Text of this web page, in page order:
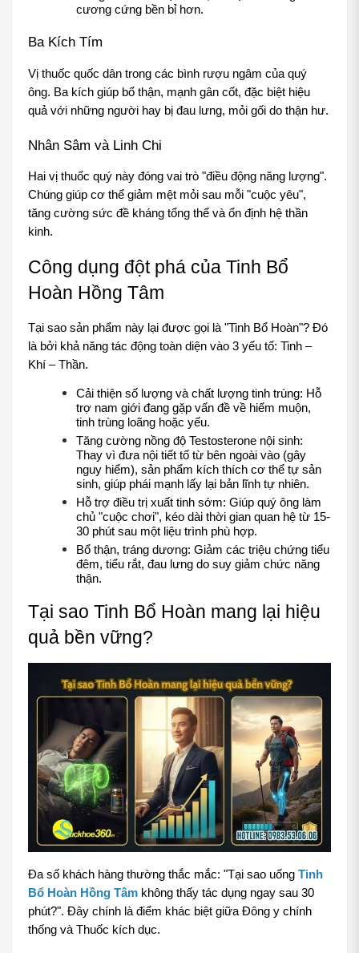
cương cứng bền bỉ hơn.
Ba Kích Tím
Vị thuốc quốc dân trong các bình rượu ngâm của quý
ông. Ba kích giúp bổ thận, mạnh gân cốt, đặc biệt hiệu
quả với những người hay bị đau lưng, mỏi gối do thận hư.
Nhân Sâm và Linh Chi
Hai vị thuốc quý này đóng vai trò "điều động năng lượng".
Chúng giúp cơ thể giảm mệt mỏi sau mỗi "cuộc yêu",
tăng cường sức đề kháng tổng thể và ổn định hệ thần
kinh.
Công dụng đột phá của Tinh Bổ
Hoàn Hồng Tâm
Tại sao sản phẩm này lại được gọi là "Tinh Bổ Hoàn"? Đó
là bởi khả năng tác động toàn diện vào 3 yếu tố: Tinh –
Khí – Thần.
Cải thiện số lượng và chất lượng tinh trùng: Hỗ
trợ nam giới đang gặp vấn đề về hiếm muộn,
tinh trùng loãng hoặc yếu.
Tăng cường nồng độ Testosterone nội sinh:
Thay vì đưa nội tiết tố từ bên ngoài vào (gây
nguy hiểm), sản phẩm kích thích cơ thể tự sản
sinh, giúp phái mạnh lấy lại bản lĩnh tự nhiên.
Hỗ trợ điều trị xuất tinh sớm: Giúp quý ông làm
chủ "cuộc chơi", kéo dài thời gian quan hệ từ 15-
30 phút sau một liệu trình phù hợp.
Bổ thận, tráng dương: Giảm các triệu chứng tiểu
đêm, tiểu rắt, đau lưng do suy giảm chức năng
thận.
Tại sao Tinh Bổ Hoàn mang lại hiệu
quả bền vững?
Đa số khách hàng thường thắc mắc: "Tại sao uống Tinh
Bổ Hoàn Hồng Tâm không thấy tác dụng ngay sau 30
phút?". Đây chính là điểm khác biệt giữa Đông y chính
thống và Thuốc kích dục.